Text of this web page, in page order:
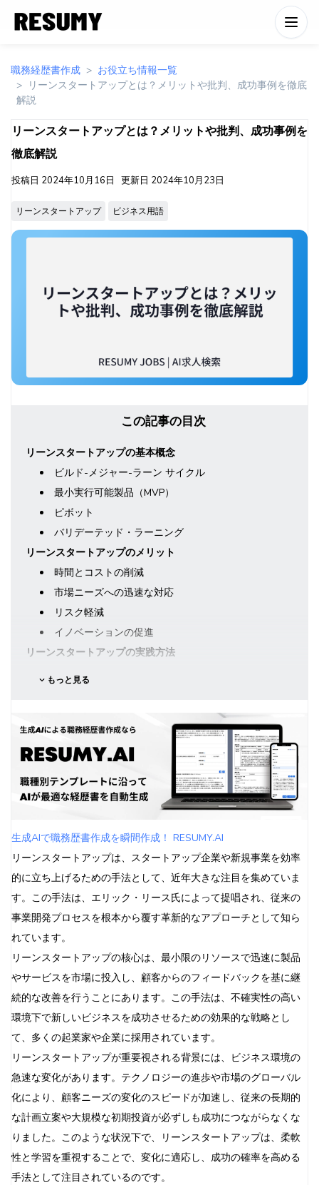
職務経歴書作成
お役立ち情報一覧
リーンスタートアップとは？メリットや批判、成功事例を徹底
解説
リーンスタートアップとは？メリットや批判、成功事例を
徹底解説
投稿日 2024年10月16日 更新日 2024年10月23日
リーンスタートアップ ビジネス用語
この記事の目次
リーンスタートアップの基本概念
ビルド-メジャー-ラーン サイクル
最小実行可能製品（MVP）
ピボット
バリデーテッド・ラーニング
リーンスタートアップのメリット
時間とコストの削減
市場ニーズへの迅速な対応
リスク軽減
イノベーションの促進
リーンスタートアップの実践方法
顧客開発
ビジネスモデルキャンバス
リーンスタートアップへの批判と課題
品質への影響
過度の迅速性による問題
リーンスタートアップの成功事例
Dropbox
Airbnb
Zappos
日本企業の事例
リーンスタートアップと他の手法との比較
ウォーターフォールモデル
デザイン思考
アジャイル開発
リーンスタートアップの今後の展望
大企業での適用
新しいツールとテクノロジーの統合
教育分野での活用
まとめ
よくある質問（FAQ）
Q1: リーンスタートアップは全ての業界に適用できます
か？
もっと見る
生成AIで職務歴書作成を瞬間作成！ RESUMY.AI
リーンスタートアップは、スタートアップ企業や新規事業を効率
的に立ち上げるための手法として、近年大きな注目を集めていま
す。この手法は、エリック・リース氏によって提唱され、従来の
事業開発プロセスを根本から覆す革新的なアプローチとして知ら
れています。
リーンスタートアップの核心は、最小限のリソースで迅速に製品
やサービスを市場に投入し、顧客からのフィードバックを基に継
続的な改善を行うことにあります。この手法は、不確実性の高い
環境下で新しいビジネスを成功させるための効果的な戦略とし
て、多くの起業家や企業に採用されています。
リーンスタートアップが重要視される背景には、ビジネス環境の
急速な変化があります。テクノロジーの進歩や市場のグローバル
化により、顧客ニーズの変化のスピードが加速し、従来の長期的
な計画立案や大規模な初期投資が必ずしも成功につながらなくな
りました。このような状況下で、リーンスタートアップは、柔軟
性と学習を重視することで、変化に適応し、成功の確率を高める
手法として注目されているのです。